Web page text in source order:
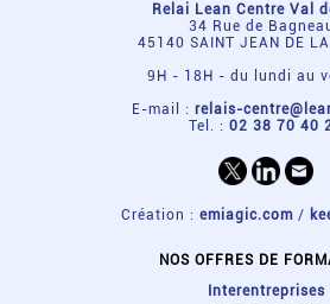
Relai Lean Centre Val
34 Rue de
45140 SAINT JEAN DE
9H - 18H - du lundi au
E-mail : relais-
Tel. : 02 38 70 40
Création : emiagic.com /
NOS OFFRES DE
Interentreprises